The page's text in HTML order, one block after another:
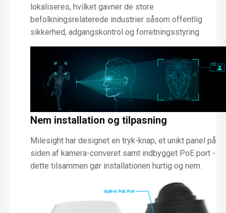
lokaliseres, hvilket gavner de store
befolkningsrelaterede industrier såsom offentlig
sikkerhed, adgangskontrol og forretningsstyring.
Nem installation og tilpasning
Milesight har designet en tryk-knap, et unikt panel på
siden af kamera-converet samt indbygget PoE port -
dette tilsammen gør installationen hurtig og nem.